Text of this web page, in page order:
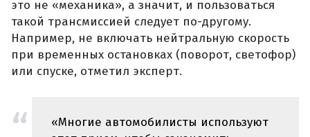
это не «механика», а значит, и пользоваться
такой трансмиссией следует по-другому.
Например, не включать нейтральную скорость
при временных остановках (поворот, светофор)
или спуске, отметил эксперт.
«Многие автомобилисты используют